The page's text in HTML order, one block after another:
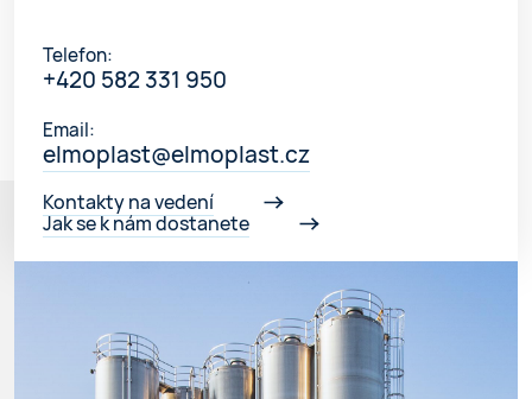
Telefon:
+420 582 331 950
Email:
elmoplast@elmoplast.cz
Kontakty na vedení
Jak se k nám dostanete